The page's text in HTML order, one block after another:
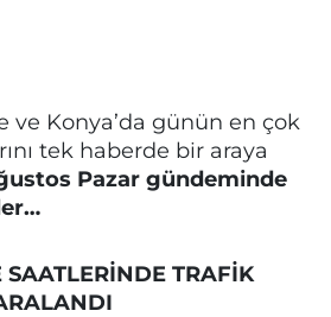
ve Konya’da günün en çok
tek haberde bir araya
Pazar gündeminde
SAATLERİNDE TRAFİK